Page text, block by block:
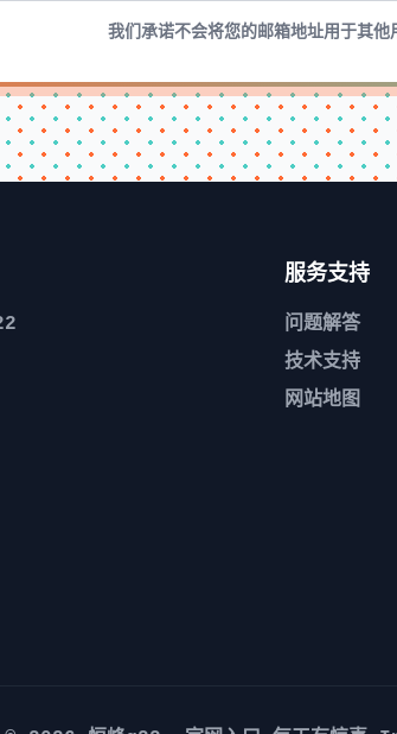
我们承诺不会将您的邮箱地址用于其他
服务支持
问题解答
技术支持
网站地图